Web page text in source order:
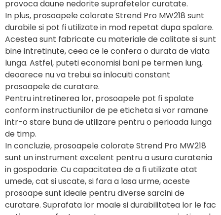
provoca daune nedorite suprafetelor curatate.
In plus, prosoapele colorate Strend Pro MW218 sunt
durabile si pot fi utilizate in mod repetat dupa spalare.
Acestea sunt fabricate cu materiale de calitate si sunt
bine intretinute, ceea ce le confera o durata de viata
lunga. Astfel, puteti economisi bani pe termen lung,
deoarece nu va trebui sa inlocuiti constant
prosoapele de curatare.
Pentru intretinerea lor, prosoapele pot fi spalate
conform instructiunilor de pe eticheta si vor ramane
intr-o stare buna de utilizare pentru o perioada lunga
de timp.
In concluzie, prosoapele colorate Strend Pro MW218
sunt un instrument excelent pentru a usura curatenia
in gospodarie. Cu capacitatea de a fi utilizate atat
umede, cat si uscate, si fara a lasa urme, aceste
prosoape sunt ideale pentru diverse sarcini de
curatare. Suprafata lor moale si durabilitatea lor le fac